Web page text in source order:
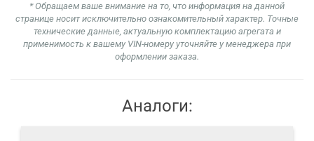
* Обращаем ваше внимание на то, что информация на данной
странице носит исключительно ознакомительный характер. Точные
технические данные, актуальную комплектацию агрегата и
применимость к вашему VIN-номеру уточняйте у менеджера при
оформлении заказа.
Аналоги: